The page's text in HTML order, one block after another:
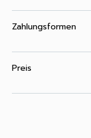
Zahlungsformen
Preis